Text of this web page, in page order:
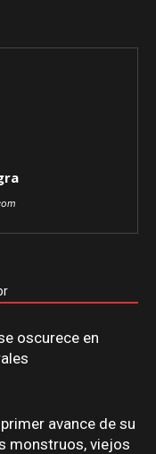
oscurece en
avance de su
monstruos, viejos